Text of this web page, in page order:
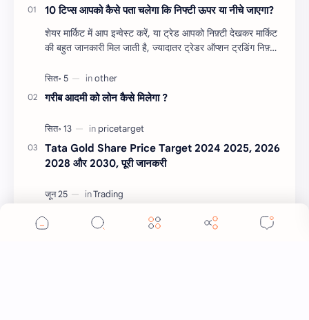
10 टिप्स आपको कैसे पता चलेगा कि निफ्टी ऊपर या नीचे जाएगा?
शेयर मार्किट में आप इन्वेस्ट करें, या ट्रेड आपको निफ़्टी देखकर मार्किट
की बहुत जानकारी मिल जाती है, ज्यादातर ट्रेडर ऑप्शन ट्रडिंग निफ़्टी
गरीब आदमी को लोन कैसे मिलेगा ?
Tata Gold Share Price Target 2024 2025, 2026
2028 और 2030, पूरी जानकरी
10+ तरीके फ्री ट्रेडिंग कैसे सीखें | Trading kaise sikhe
in hindi